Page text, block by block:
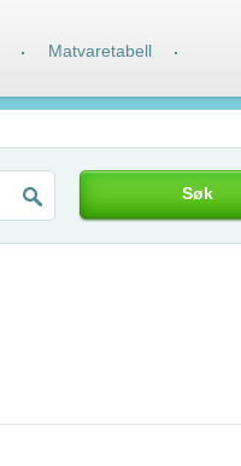
Søk
· Matvaretabell ·